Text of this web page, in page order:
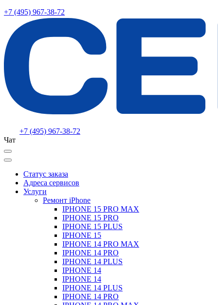
+7 (495) 967-38-72
+7 (495) 967-38-72
Чат
Статус заказа
Адреса сервисов
Услуги
Ремонт iPhone
IPHONE 15 PRO MAX
IPHONE 15 PRO
IPHONE 15 PLUS
IPHONE 15
IPHONE 14 PRO MAX
IPHONE 14 PRO
IPHONE 14 PLUS
IPHONE 14
IPHONE 14
IPHONE 14 PLUS
IPHONE 14 PRO